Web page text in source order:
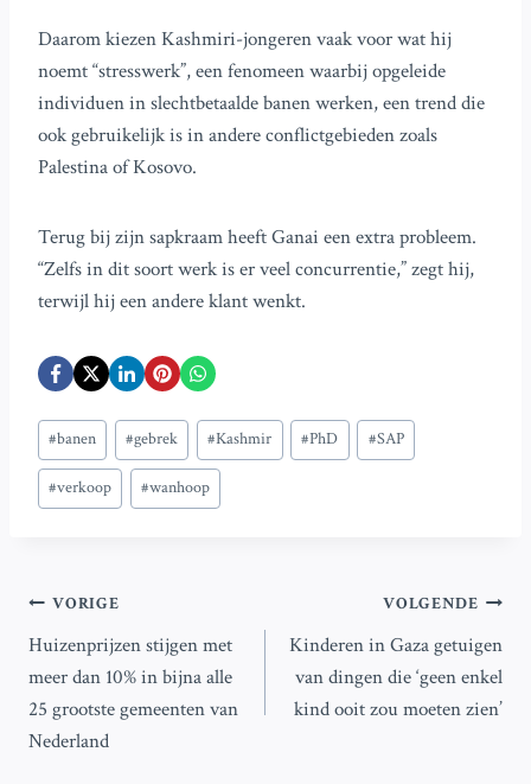
Daarom kiezen Kashmiri-jongeren vaak voor wat hij
noemt “stresswerk”, een fenomeen waarbij opgeleide
individuen in slechtbetaalde banen werken, een trend die
ook gebruikelijk is in andere conflictgebieden zoals
Palestina of Kosovo.
Terug bij zijn sapkraam heeft Ganai een extra probleem.
“Zelfs in dit soort werk is er veel concurrentie,” zegt hij,
terwijl hij een andere klant wenkt.
Bericht
tags:
#banen #gebrek #Kashmir #PhD #SAP
#verkoop #wanhoop
Bericht
navigatie
VORIGE
Huizenprijzen stijgen met
meer dan 10% in bijna alle
25 grootste gemeenten van
Nederland
VOLGENDE
Kinderen in Gaza getuigen
van dingen die ‘geen enkel
kind ooit zou moeten zien’